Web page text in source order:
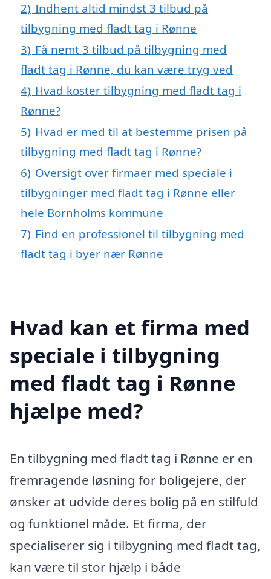
2) Indhent altid mindst 3 tilbud på
tilbygning med fladt tag i Rønne
3) Få nemt 3 tilbud på tilbygning med
fladt tag i Rønne, du kan være tryg ved
4) Hvad koster tilbygning med fladt tag i
Rønne?
5) Hvad er med til at bestemme prisen på
tilbygning med fladt tag i Rønne?
6) Oversigt over firmaer med speciale i
tilbygninger med fladt tag i Rønne eller
hele Bornholms kommune
7) Find en professionel til tilbygning med
fladt tag i byer nær Rønne
Hvad kan et firma med
speciale i tilbygning
med fladt tag i Rønne
hjælpe med?
En tilbygning med fladt tag i Rønne er en
fremragende løsning for boligejere, der
ønsker at udvide deres bolig på en stilfuld
og funktionel måde. Et firma, der
specialiserer sig i tilbygning med fladt tag,
kan være til stor hjælp i både